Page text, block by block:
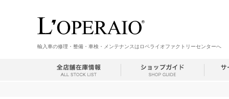
輸入車の修理・整備・車検・メンテナンスはロペライオファクトリーセンターへ